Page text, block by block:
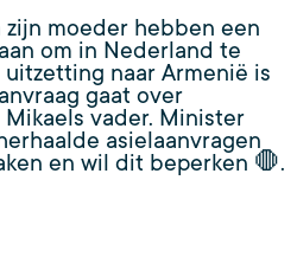
zijn moeder hebben een
om in Nederland te
naar Armenië is
gaat over
vader. Minister
asielaanvragen
en wil dit beperken 🛑.